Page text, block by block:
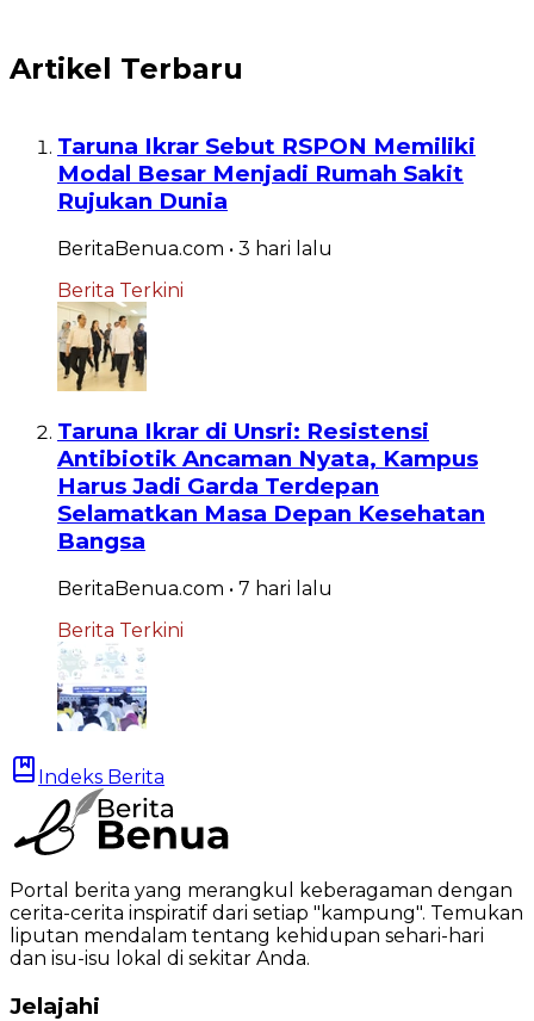
Artikel Terbaru
Taruna Ikrar Sebut RSPON Memiliki
Modal Besar Menjadi Rumah Sakit
Rujukan Dunia
BeritaBenua.com • 3 hari lalu
Berita Terkini
Taruna Ikrar di Unsri: Resistensi
Antibiotik Ancaman Nyata, Kampus
Harus Jadi Garda Terdepan
Selamatkan Masa Depan Kesehatan
Bangsa
BeritaBenua.com • 7 hari lalu
Berita Terkini
Indeks Berita
Portal berita yang merangkul keberagaman dengan
cerita-cerita inspiratif dari setiap "kampung". Temukan
liputan mendalam tentang kehidupan sehari-hari
dan isu-isu lokal di sekitar Anda.
Jelajahi